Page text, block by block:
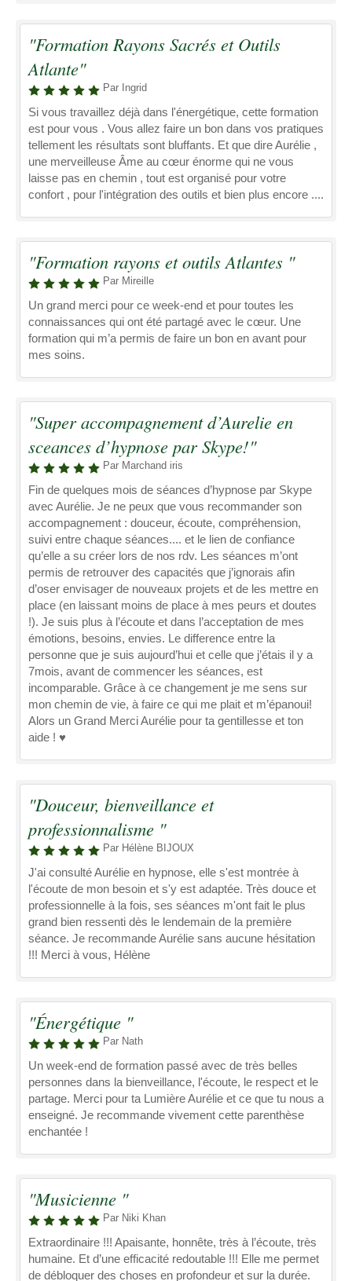
"Formation Rayons Sacrés et Outils
Atlante"
Par Ingrid
Si vous travaillez déjà dans l'énergétique, cette formation
est pour vous . Vous allez faire un bon dans vos pratiques
tellement les résultats sont bluffants. Et que dire Aurélie ,
une merveilleuse Âme au cœur énorme qui ne vous
laisse pas en chemin , tout est organisé pour votre
confort , pour l'intégration des outils et bien plus encore ....
"Formation rayons et outils Atlantes "
Par Mireille
Un grand merci pour ce week-end et pour toutes les
connaissances qui ont été partagé avec le cœur. Une
formation qui m’a permis de faire un bon en avant pour
mes soins.
"Super accompagnement d’Aurelie en
sceances d’hypnose par Skype!"
Par Marchand iris
Fin de quelques mois de séances d’hypnose par Skype
avec Aurélie. Je ne peux que vous recommander son
accompagnement : douceur, écoute, compréhension,
suivi entre chaque séances.... et le lien de confiance
qu’elle a su créer lors de nos rdv. Les séances m’ont
permis de retrouver des capacités que j’ignorais afin
d’oser envisager de nouveaux projets et de les mettre en
place (en laissant moins de place à mes peurs et doutes
!). Je suis plus à l’écoute et dans l’acceptation de mes
émotions, besoins, envies. Le difference entre la
personne que je suis aujourd’hui et celle que j’étais il y a
7mois, avant de commencer les séances, est
incomparable. Grâce à ce changement je me sens sur
mon chemin de vie, à faire ce qui me plait et m’épanoui!
Alors un Grand Merci Aurélie pour ta gentillesse et ton
aide ! ♥️
"Douceur, bienveillance et
professionnalisme "
Par Hélène BIJOUX
J'ai consulté Aurélie en hypnose, elle s'est montrée à
l'écoute de mon besoin et s'y est adaptée. Très douce et
professionnelle à la fois, ses séances m'ont fait le plus
grand bien ressenti dès le lendemain de la première
séance. Je recommande Aurélie sans aucune hésitation
!!! Merci à vous, Hélène
"Énergétique "
Par Nath
Un week-end de formation passé avec de très belles
personnes dans la bienveillance, l'écoute, le respect et le
partage. Merci pour ta Lumière Aurélie et ce que tu nous a
enseigné. Je recommande vivement cette parenthèse
enchantée !
"Musicienne "
Par Niki Khan
Extraordinaire !!! Apaisante, honnête, très à l’écoute, très
humaine. Et d’une efficacité redoutable !!! Elle me permet
de débloquer des choses en profondeur et sur la durée.